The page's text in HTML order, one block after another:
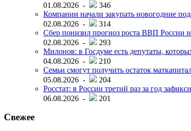
01.08.2026 -
346
Компании начали закупать новогодние
02.08.2026 -
314
Сбер понизил прогноз роста ВВП России
02.08.2026 -
293
Милонов: в Госдуме есть депутаты,
04.08.2026 -
210
Семьи смогут получить остаток
05.08.2026 -
204
Росстат: в России третий раз за год
06.08.2026 -
201
Свежее